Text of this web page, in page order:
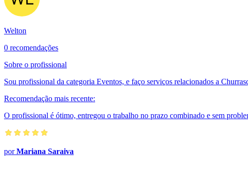
Welton
0 recomendações
Sobre o profissional
Sou profissional da categoria Eventos, e faço serviços relacionados a
Recomendação mais recente:
O profissional é ótimo, entregou o trabalho no prazo combinado e sem
porMariana Saraiva